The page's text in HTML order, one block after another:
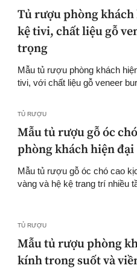
Tủ rượu phòng
kệ tivi, chất liệu gỗ
trọng
Mẫu tủ rượu phòng khách
tivi, với chất liệu gỗ veneer
TỦ RƯỢU
Mẫu tủ rượu gỗ óc
phòng khách hiện đại
Mẫu tủ rượu gỗ óc chó cao
vàng và hệ kệ trang trí nhiều
TỦ RƯỢU
Mẫu tủ rượu phòng
kính trong suốt và